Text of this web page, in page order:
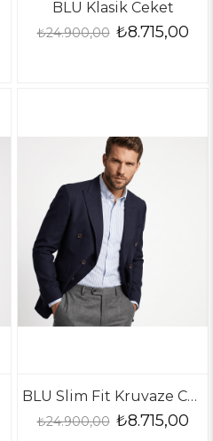
BLU Klasik Ceket
₺8.715,00
₺24.900,00
BLU Slim Fit Kruvaze Ceket
₺8.715,00
₺24.900,00